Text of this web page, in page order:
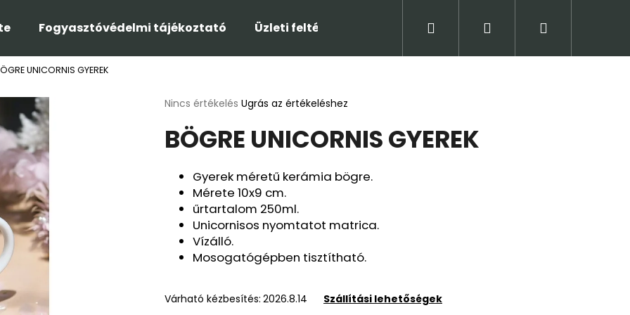
Fogyasztóvédelmi tájékoztató Üzleti feltételek (ÁSZF) Adatkezelési tájékoztató
Keresés Bejelentkezés
UNICORNIS GYEREK
A
átlagos
értékelése
csillag.
Nincs értékelés Ugrás az értékeléshez
BÖGRE UNICORNIS GYEREK
Gyerek méretű kerámia bögre.
Mérete 10x9 cm.
űrtartalom 250ml.
Unicornisos nyomtatot matrica.
Vízálló.
Mosogatógépben tisztítható.
Várható kézbesítés: 2026.8.14 Szállítási lehetőségek
Mit keres?
KERESÉS